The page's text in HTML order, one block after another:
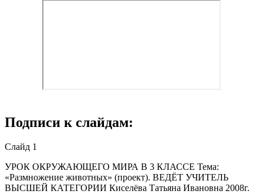
Подписи к слайдам:
Слайд 1
УРОК ОКРУЖАЮЩЕГО МИРА В 3 КЛАССЕ Тема:
«Размножение животных» (проект). ВЕДЁТ УЧИТЕЛЬ
ВЫСШЕЙ КАТЕГОРИИ Киселёва Татьяна Ивановна 2008г.